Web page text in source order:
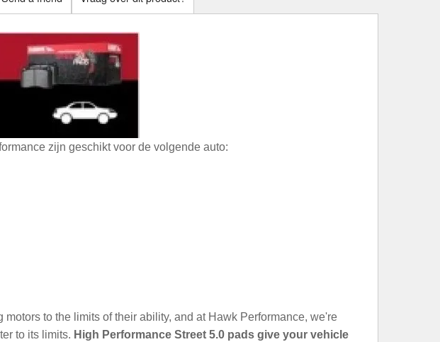
zijn geschikt voor de volgende auto:
to the limits of their ability, and at Hawk Performance, we're
to its limits. High Performance Street 5.0 pads give your vehicle